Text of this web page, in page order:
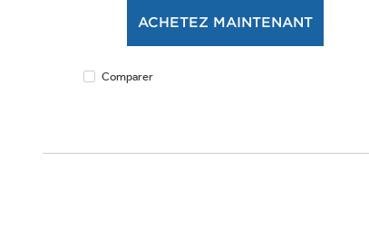
ACHETEZ MAINTENANT
Comparer